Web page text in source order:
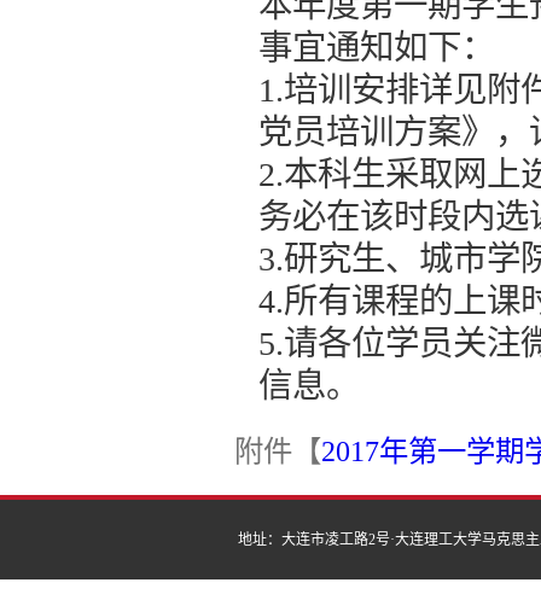
事宜通知如下：
1.培训安排详见附
党员培训方案》
2.本科生采取网上
务必在该时段内
3.研究生、城市学
4.所有课程的上课
5.请各位学员关注
信息。
附件【2017年第一学期
地址：大连市凌工路2号·大连理工大学马克思主